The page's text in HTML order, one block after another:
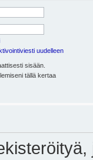
uudelleen
sisään.
tällä kertaa